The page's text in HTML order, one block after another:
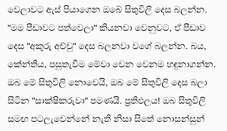
වෙලාවට ඇස් පියාගෙන ඔබේ සිතුවිලි දෙස බලන්න.
"මම පීඩාවට පත්වෙලා" කියනවා වෙනුවට, ඒ පීඩාව
දෙස "අකුරු අච්චු" දෙස බලනවා වගේ බලන්න. බය,
කේන්තිය, පසුතැවීම මේවා වෙන වෙනම හඳුනාගන්න.
ඔබ මේ සිතුවිලි නොවෙයි, ඔබ මේ සිතුවිලි දෙස බලා
සිටින "සාක්ෂිකරුවා" පමණයි. ප්‍රතිඵලය! ඔබ සිතුවිලි
සමඟ පටලැවෙන්නේ නැති නිසා සිතේ නොසන්සුන්